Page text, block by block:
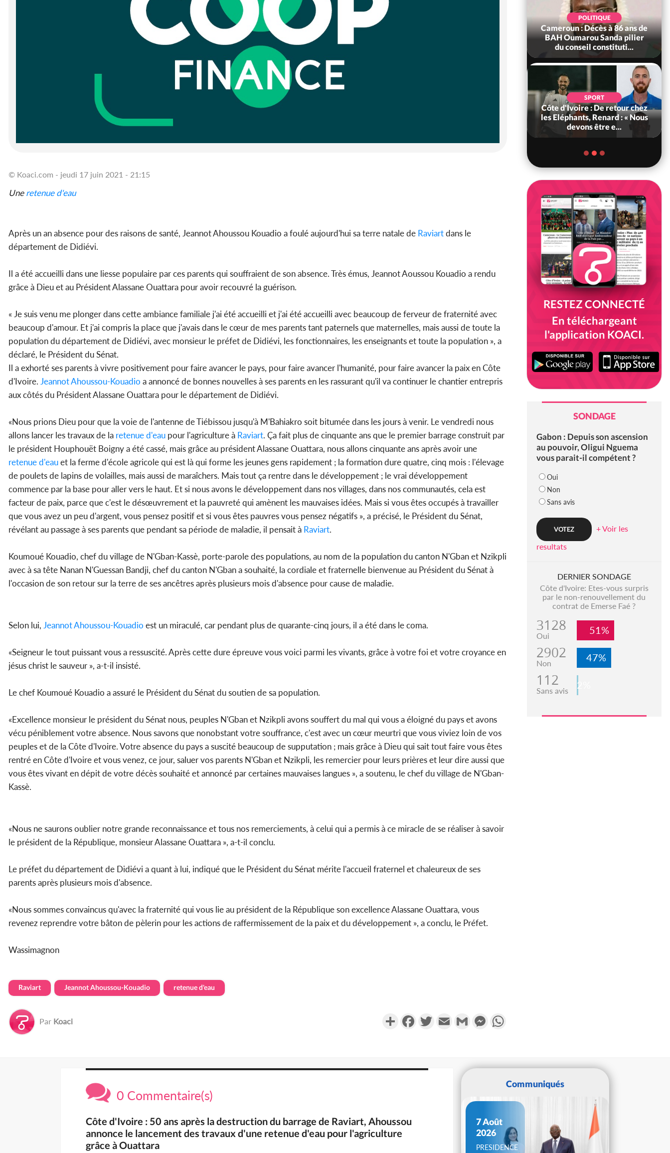
© Koaci.com - jeudi 17 juin 2021 - 21:15
Uneretenue d'eau
Après un an absence pour des raisons de santé, Jeannot Ahoussou Kouadio a foulé aujourd'hui sa terre natale de Raviartdans le
département de Didiévi.
Il a été accueilli dans une liesse populaire par ces parents qui souffraient de son absence. Très émus, Jeannot Aoussou Kouadio a rendu
grâce à Dieu et au Président Alassane Ouattara pour avoir recouvré la guérison.
« Je suis venu me plonger dans cette ambiance familiale j'ai été accueilli et j'ai été accueilli avec beaucoup de ferveur de fraternité avec
beaucoup d'amour. Et j'ai compris la place que j'avais dans le cœur de mes parents tant paternels que maternelles, mais aussi de toute la
population du département de Didiévi, avec monsieur le préfet de Didiévi, les fonctionnaires, les enseignants et toute la population », a
déclaré, le Président du Sénat.
Il a exhorté ses parents à vivre positivement pour faire avancer le pays, pour faire avancer l'humanité, pour faire avancer la paix en Côte
d'Ivoire. Jeannot Ahoussou-Kouadio a annoncé de bonnes nouvelles à ses parents en les rassurant qu'il va continuer le chantier entrepris
aux côtés du Président Alassane Ouattara pour le département de Didiévi.
«Nous prions Dieu pour que la voie de l'antenne de Tiébissou jusqu'à M'Bahiakro soit bitumée dans les jours à venir. Le vendredi nous
allons lancer les travaux de la retenue d'eau pour l'agriculture à Raviart. Ça fait plus de cinquante ans que le premier barrage construit par
le président Houphouët Boigny a été cassé, mais grâce au président Alassane Ouattara, nous allons cinquante ans après avoir une
retenue d'eauet la ferme d'école agricole qui est là qui forme les jeunes gens rapidement ; la formation dure quatre, cinq mois : l'élevage
de poulets de lapins de volailles, mais aussi de maraîchers. Mais tout ça rentre dans le développement ; le vrai développement
commence par la base pour aller vers le haut. Et si nous avons le développement dans nos villages, dans nos communautés, cela est
facteur de paix, parce que c'est le désœuvrement et la pauvreté qui amènent les mauvaises idées. Mais si vous êtes occupés à travailler
que vous avez un peu d'argent, vous pensez positif et si vous êtes pauvres vous pensez négatifs », a précisé, le Président du Sénat,
révélant au passage à ses parents que pendant sa période de maladie, il pensait à Raviart.
Koumoué Kouadio, chef du village de N'Gban-Kassè, porte-parole des populations, au nom de la population du canton N'Gban et Nzikpli
avec à sa tête Nanan N'Guessan Bandji, chef du canton N'Gban a souhaité, la cordiale et fraternelle bienvenue au Président du Sénat à
l'occasion de son retour sur la terre de ses ancêtres après plusieurs mois d'absence pour cause de maladie.
Selon lui, Jeannot Ahoussou-Kouadio est un miraculé, car pendant plus de quarante-cinq jours, il a été dans le coma.
«Seigneur le tout puissant vous a ressuscité. Après cette dure épreuve vous voici parmi les vivants, grâce à votre foi et votre croyance en
jésus christ le sauveur », a-t-il insisté.
Le chef Koumoué Kouadio a assuré le Président du Sénat du soutien de sa population.
«Excellence monsieur le président du Sénat nous, peuples N'Gban et Nzikpli avons souffert du mal qui vous a éloigné du pays et avons
vécu péniblement votre absence. Nous savons que nonobstant votre souffrance, c'est avec un cœur meurtri que vous viviez loin de vos
peuples et de la Côte d'Ivoire. Votre absence du pays a suscité beaucoup de supputation ; mais grâce à Dieu qui sait tout faire vous êtes
rentré en Côte d'Ivoire et vous venez, ce jour, saluer vos parents N'Gban et Nzikpli, les remercier pour leurs prières et leur dire aussi que
vous êtes vivant en dépit de votre décès souhaité et annoncé par certaines mauvaises langues », a soutenu, le chef du village de N'Gban-
Kassè.
«Nous ne saurons oublier notre grande reconnaissance et tous nos remerciements, à celui qui a permis à ce miracle de se réaliser à savoir
le président de la République, monsieur Alassane Ouattara », a-t-il conclu.
Le préfet du département de Didiévi a quant à lui, indiqué que le Président du Sénat mérite l'accueil fraternel et chaleureux de ses
parents après plusieurs mois d'absence.
«Nous sommes convaincus qu'avec la fraternité qui vous lie au président de la République son excellence Alassane Ouattara, vous
revenez reprendre votre bâton de pèlerin pour les actions de raffermissement de la paix et du développement », a conclu, le Préfet.
Wassimagnon
Raviart Jeannot Ahoussou-Kouadio retenue d'eau
Par Koaci PartagerFacebookTwitterEmail Gmail Messenger
POLITIQUE
Cameroun : Décès à 86 ans de
BAH Oumarou Sanda pilier
du conseil constituti...
SPORT
Côte d'Ivoire : De retour chez
les Eléphants, Renard : « Nous
devons être e...
RESTEZ CONNECTÉ
En téléchargeant
l'application KOACI.
SONDAGE
Gabon : Depuis son ascension
au pouvoir, Oligui Nguema
vous parait-il compétent ?
Oui
Non
Sans avis
+ Voir les
resultats
DERNIER SONDAGE
Côte d'Ivoire: Etes-vous surpris
par le non-renouvellement du
contrat de Emerse Faé ?
3128
Oui 51%
2902
Non 47%
112
Sans avis 2%
0 Commentaire(s)
Côte d'Ivoire : 50 ans après la destruction du barrage de Raviart, Ahoussou
annonce le lancement des travaux d'une retenue d'eau pour l'agriculture
grâce à Ouattara
Communiqués
7 Août
2026
PRESIDENCE